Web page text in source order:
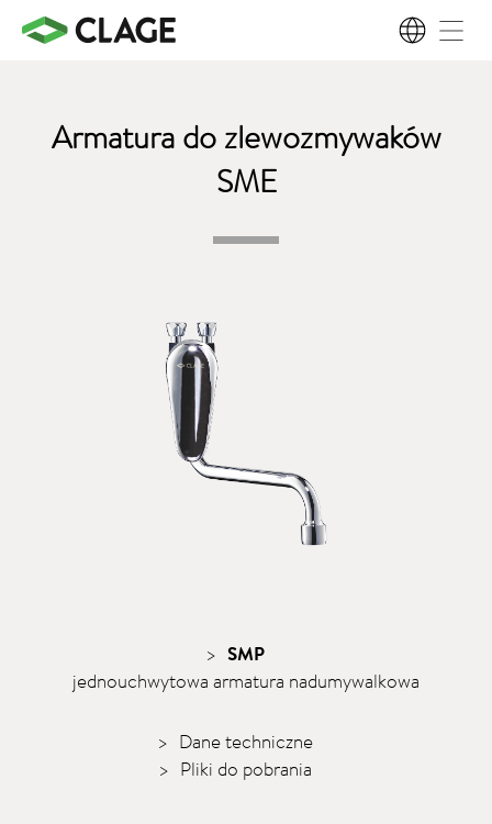
PL
Armatura do zlewozmywaków
SME
SMP
jednouchwytowa armatura nadumywalkowa
Dane techniczne
Pliki do pobrania